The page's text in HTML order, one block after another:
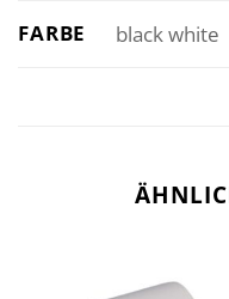
FARBE black white